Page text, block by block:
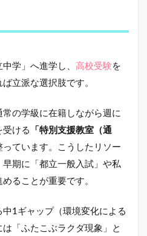
学」へ進学し、 高校受験 を
立派な選択肢です。
の学級に在籍しながら週に
受ける
「特別支援教室（通
ています。こうしたリソー
期に「都立一般入試」や私
ることが重要です。
1ギャップ（環境変化による
「ふたこぶラクダ現象」と